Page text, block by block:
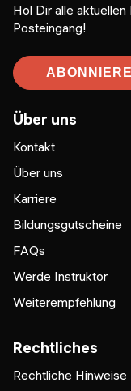
Hol Dir alle
Posteingang!
Über uns
Kontakt
Über uns
Karriere
Bildungsgutscheine
FAQs
Werde Instruktor
Weiterempfehlung
Rechtliches
Rechtliche Hinweise